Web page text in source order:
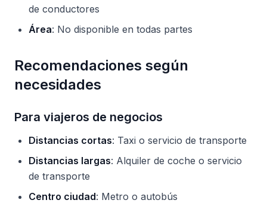
de conductores
Área: No disponible en todas partes
Recomendaciones según
necesidades
Para viajeros de negocios
Distancias cortas: Taxi o servicio de transporte
Distancias largas: Alquiler de coche o servicio
de transporte
Centro ciudad: Metro o autobús